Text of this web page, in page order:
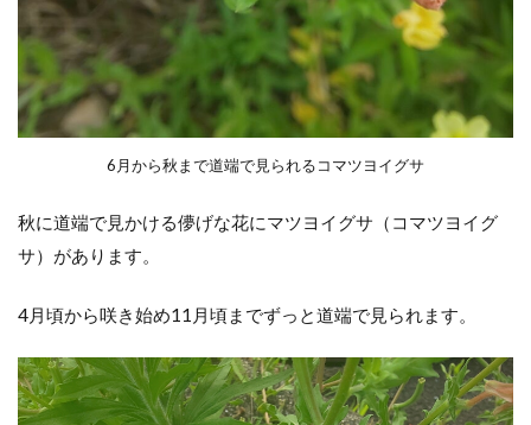
では
少な
くな
った
黄色
リン
ソウ
うに
黄色
花：
キン
6月から秋まで道端で見られるコマツヨイグサ
秋に道端で見かける儚げな花にマツヨイグサ（コマツヨイグ
サ）があります。
4月頃から咲き始め11月頃までずっと道端で見られます。